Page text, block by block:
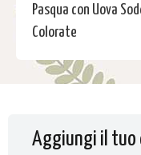
Pasqua con Uova
Colorate
Aggiungi il tuo